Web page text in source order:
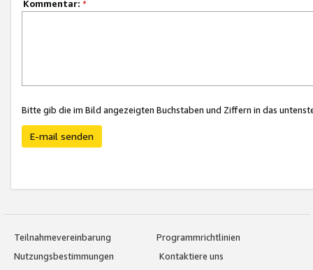
Kommentar: *
Bitte gib die im Bild angezeigten Buchstaben und Ziffern in das
E-mail senden
Teilnahmevereinbarung
Programmrichtlinien
Nutzungsbestimmungen
Kontaktiere uns